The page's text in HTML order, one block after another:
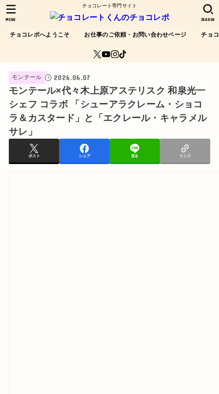
チョコレート専門サイト
チョコレポへようこそ お仕事のご依頼・お問い合わせページ チョ
SEARCH
MENU
モンテール 2026.06.07
モンテール×代々木上原アステリスク 和泉光一
シェフ コラボ 「シューアラクレーム・ショコ
ラ＆カスタード」と「エクレール・キャラメル
サレ」
ポスト シェア 送る リンク